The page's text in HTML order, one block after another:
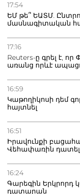
17:54
ԵՄ թե՞ ԵԱՏՄ.
մասնագիտական
17:16
Reuters-ը գրել է,
առանց որևէ
16:59
Կաթողիկոսի դեմ
հայտնել
16:51
Իրավունքի
Վեհափառին
16:24
Գարեգին Երկրորդ
դատարան